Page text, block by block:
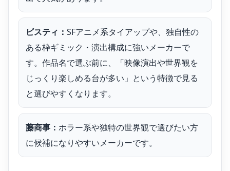
ビスティ： SFアニメ系タイアップや、独自性の
ある枠ギミック・演出構成に強いメーカーで
す。作品名で選ぶ前に、「映像演出や世界観を
じっくり楽しめる台が多い」という特徴で見る
と選びやすくなります。
藤商事： ホラー系や独特の世界観で選びたい方
に候補になりやすいメーカーです。